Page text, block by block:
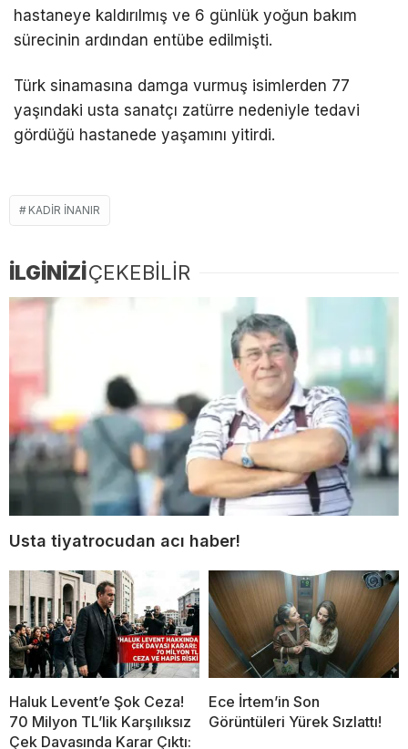
hastaneye kaldırılmış ve 6 günlük yoğun bakım
sürecinin ardından entübe edilmişti.
Türk sinamasına damga vurmuş isimlerden 77
yaşındaki usta sanatçı zatürre nedeniyle tedavi
gördüğü hastanede yaşamını yitirdi.
KADIR INANIR
İLGİNİZİÇEKEBİLİR
Usta tiyatrocudan acı haber!
Haluk Levent’e Şok Ceza!
70 Milyon TL’lik Karşılıksız
Çek Davasında Karar Çıktı:
Ece İrtem’in Son
Görüntüleri Yürek Sızlattı!